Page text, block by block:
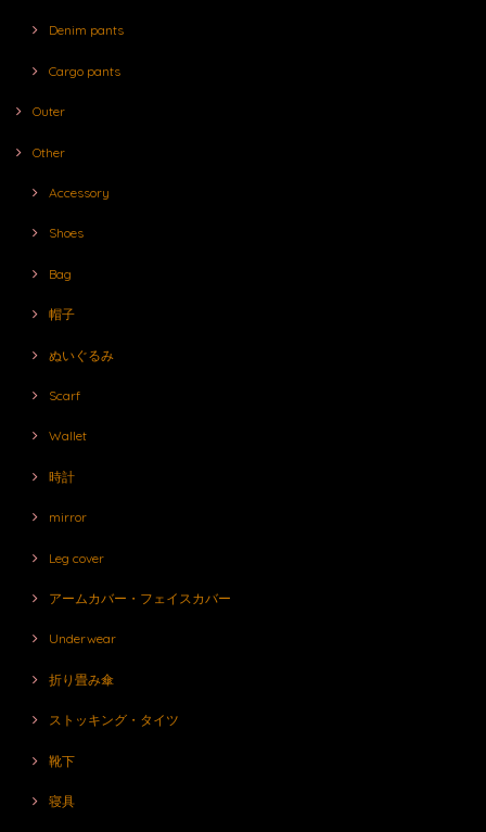
Denim pants
Cargo pants
Outer
Other
Accessory
Shoes
Bag
帽子
ぬいぐるみ
Scarf
Wallet
時計
mirror
Leg cover
アームカバー・フェイスカバー
Underwear
折り畳み傘
ストッキング・タイツ
靴下
寝具